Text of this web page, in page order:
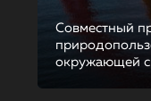
Совместный
окружающей